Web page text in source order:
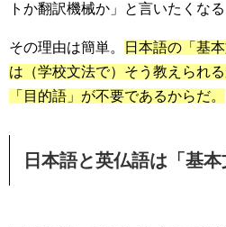
トか翻訳機械か」と言いたくなる
その理由は簡単。
日本語の「基
は（学校文法で）そう教えられ
「目的語」が不要であるからだ。
日本語と英仏語は「基